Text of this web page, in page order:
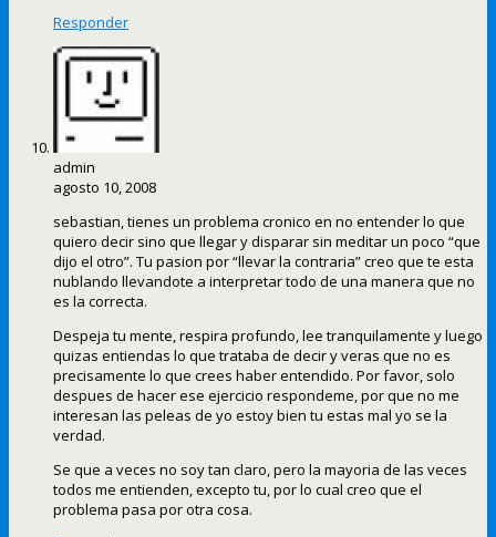
Responder
admin
agosto 10, 2008
sebastian, tienes un problema cronico en no entender lo que
quiero decir sino que llegar y disparar sin meditar un poco “que
dijo el otro”. Tu pasion por “llevar la contraria” creo que te esta
nublando llevandote a interpretar todo de una manera que no
es la correcta.
Despeja tu mente, respira profundo, lee tranquilamente y luego
quizas entiendas lo que trataba de decir y veras que no es
precisamente lo que crees haber entendido. Por favor, solo
despues de hacer ese ejercicio respondeme, por que no me
interesan las peleas de yo estoy bien tu estas mal yo se la
verdad.
Se que a veces no soy tan claro, pero la mayoria de las veces
todos me entienden, excepto tu, por lo cual creo que el
problema pasa por otra cosa.